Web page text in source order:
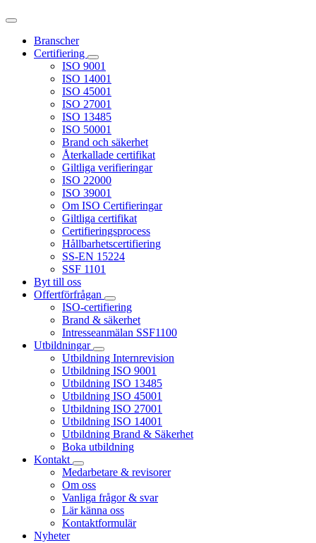
Branscher
Certifiering
ISO 9001
ISO 14001
ISO 45001
ISO 27001
ISO 13485
ISO 50001
Brand och säkerhet
Återkallade certifikat
Giltliga verifieringar
ISO 22000
ISO 39001
Om ISO Certifieringar
Giltliga certifikat
Certifieringsprocess
Hållbarhetscertifiering
SS-EN 15224
SSF 1101
Byt till oss
Offertförfrågan
ISO-certifiering
Brand & säkerhet
Intresseanmälan SSF1100
Utbildningar
Utbildning Internrevision
Utbildning ISO 9001
Utbildning ISO 13485
Utbildning ISO 45001
Utbildning ISO 27001
Utbildning ISO 14001
Utbildning Brand & Säkerhet
Boka utbildning
Kontakt
Medarbetare & revisorer
Om oss
Vanliga frågor & svar
Lär känna oss
Kontaktformulär
Nyheter